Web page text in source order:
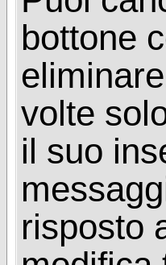
bottone
volte
il suo
risposto